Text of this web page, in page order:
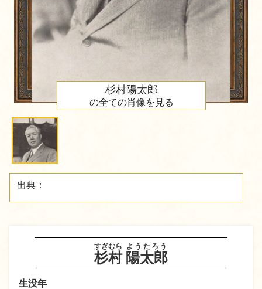
杉村
すぎむら
陽太郎
ようたろう
生没年
杉村陽太郎
の全ての肖像を見る
出典：